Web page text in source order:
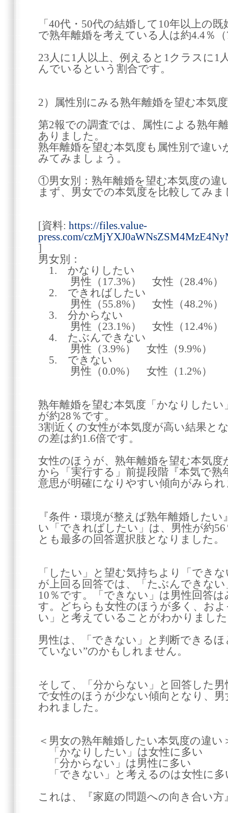
「40代・50代の結婚して10年以上の
で熟年離婚を考えている人は約4.4％
23人に1人以上、例えると1クラスに1
んでいるという割合です。
2）属性別にみる熟年離婚を望む本気
第2報での調査では、属性による熟年
ありました。
熟年離婚を望む本気度も属性別で違
みてみましょう。
①男女別：熟年離婚を望む本気度の違
まず、男女での本気度を比較してみ
[資料: https://files.value-
press.com/
]
男女別：
1. かなりしたい
男性（17.3%） 女性（28.4%）
2. できればしたい
男性（55.8%） 女性（48.2%）
3. 分からない
男性（23.1%） 女性（12.4%）
4. たぶんできない
男性（3.9%） 女性（9.9%）
5. できない
男性（0.0%） 女性（1.2%）
熟年離婚を望む本気度「かなりしたい
が約28％です。
3割近くの女性が本気度が高い結果と
の差は約1.6倍です。
女性のほうが、熟年離婚を望む本気
から「実行する」前提段階『本気で
意思が明確になりやすい傾向がみら
『条件・環境が整えば熟年離婚した
い「できればしたい」は、男性が約
とも最多の回答選択肢となりました。
「したい」と望む気持ちより「でき
が上回る回答では、「たぶんできな
10％です。「できない」は男性回答
す。どちらも女性のほうが多く、お
い」と考えていることがわかりまし
男性は、「できない」と判断できる
ていない”のかもしれません。
そして、「分からない」と回答した
で女性のほうが少ない傾向となり、
われました。
＜男女の熟年離婚したい本気度の違い
「かなりしたい」は女性に多い
「分からない」は男性に多い
「できない」と考えるのは女性に多
これは、『家庭の問題への向き合い